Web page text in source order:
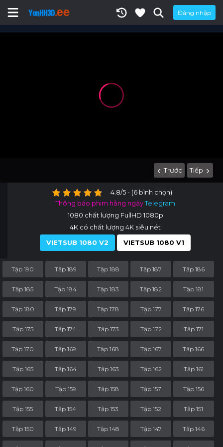
Đăng nhập
Trước Tiếp
4.8/5 - (6 bình chọn)
Thông báo phim hằng ngàyTelegram
1080 chất lượng FullHD 1080p
4K có chất lượng 4K siêu nét
VIETSUB 1080 V2
VIETSUB 1080 V1
Tập 190 Tập 189 Tập 188 Tập 187 Tập 186
Tập 185 Tập 184 Tập 183 Tập 182 Tập 181
Tập 180 Tập 179 Tập 178 Tập 177 Tập 176
Tập 175 Tập 174 Tập 173 Tập 172 Tập 171
Tập 170 Tập 169 Tập 168 Tập 167 Tập 166
Tập 165 Tập 164 Tập 163 Tập 162 Tập 161
Tập 160 Tập 159 Tập 158 Tập 157 Tập 156
Tập 155 Tập 154 Tập 153 Tập 152 Tập 151
Tập 150 Tập 149 Tập 148 Tập 147 Tập 146